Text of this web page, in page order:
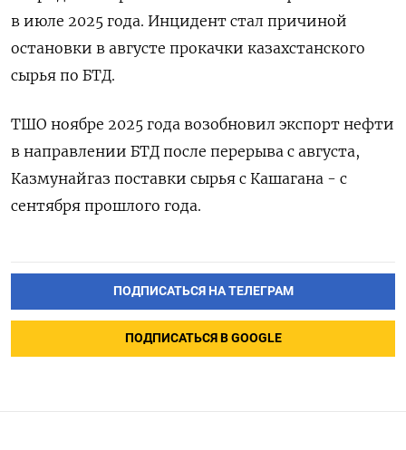
в июле 2025 года. Инцидент стал причиной
остановки ‌в августе прокачки казахстанского
сырья по БТД.
ТШО ноябре ‌2025 года возобновил экспорт нефти
в направлении БТД после ​перерыва с августа,
Казмунайгаз поставки сырья ‌с Кашагана - с
сентября прошлого года.
ПОДПИСАТЬСЯ НА ТЕЛЕГРАМ
ПОДПИСАТЬСЯ В GOOGLE